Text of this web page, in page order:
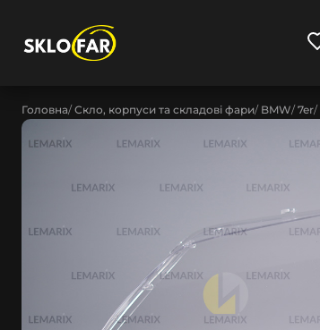
Головна Скло, корпуси та складові фари BMW 7er